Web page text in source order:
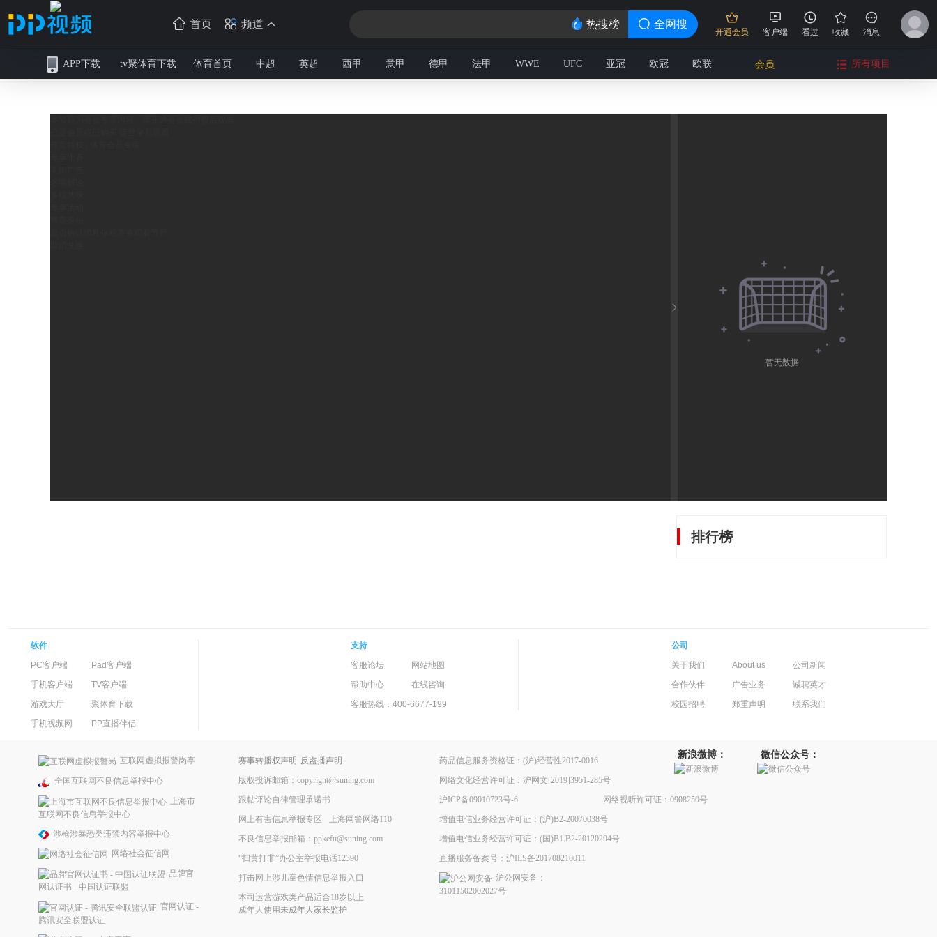
首页 频道 全网搜
热搜榜
开通会员 客户端 看过 收藏 消息
tv聚体育下载
APP下载 体育首页 中超 英超 西甲 意甲 德甲 法甲 WWE UFC 亚冠 欧冠 欧联 会员 所有项目
暂无数据
排行榜
软件
PC客户端
Pad客户端
手机客户端
TV客户端
游戏大厅
聚体育下载
手机视频网
PP直播伴侣
支持
客服论坛
网站地图
帮助中心
在线咨询
客服热线：400-6677-199
公司
关于我们
About us
公司新闻
合作伙伴
广告业务
诚聘英才
校园招聘
郑重声明 联系我们
互联网虚拟报警岗亭
全国互联网不良信息举报中心
上海市
互联网不良信息举报中心
涉枪涉暴恐类违禁内容举报中心
网络社会征信网
品牌官
网认证书 - 中国认证联盟
官网认证 -
腾讯安全联盟认证
赛事转播权声明 反盗播声明
版权投诉邮箱：copyright@suning.com
跟帖评论自律管理承诺书
网上有害信息举报专区
上海网警网络110
不良信息举报邮箱：ppkefu@suning.com
“扫黄打非”办公室举报电话12390
打击网上涉儿童色情信息举报入口
本司运营游戏类产品适合18岁以上
成年人使用未成年人家长监护
药品信息服务资格证：(沪)经营性2017-0016
网络文化经营许可证：沪网文[2019]3951-285号
沪ICP备09010723号-6
网络视听许可证：0908250号
增值电信业务经营许可证：(沪)B2-20070038号
增值电信业务经营许可证：(国)B1.B2-20120294号
直播服务备案号：沪ILS备201708210011
沪公网安备：
31011502002027号
新浪微博： 微信公众号：